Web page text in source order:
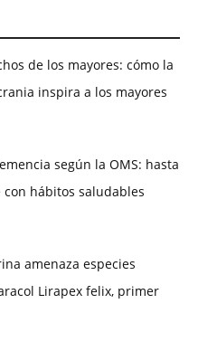
de los mayores: cómo la
inspira a los mayores
según la OMS: hasta
con hábitos saludables
amenaza especies
Lirapex felix, primer